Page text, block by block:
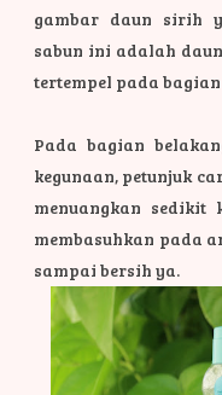
gambar daun sirih
sabun ini adalah
tertempel pada
Pada bagian
kegunaan, petunjuk
menuangkan sedikit
membasuhkan pada
sampai bersih ya.